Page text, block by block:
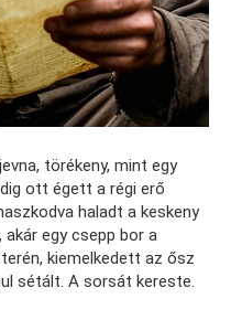
törékeny, mint egy
ott égett a régi erő
haladt a keskeny
egy csepp bor a
kiemelkedett az ősz
sétált. A sorsát kereste.